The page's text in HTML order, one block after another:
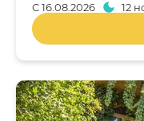
С16.08.2026 12